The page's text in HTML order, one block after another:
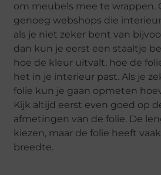
om meubels mee te wrappen.
genoeg webshops die
als je niet zeker bent van
dan kun je eerst een staaltje
hoe de kleur uitvalt, hoe de
het in je interieur past. Als je
folie kun je gaan opmeten
Kijk altijd eerst even goed op
afmetingen van de folie. De
kiezen, maar de folie heeft
breedte.